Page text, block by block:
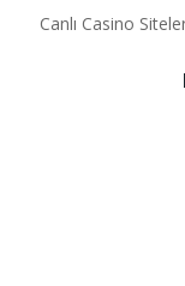
Canlı Casino